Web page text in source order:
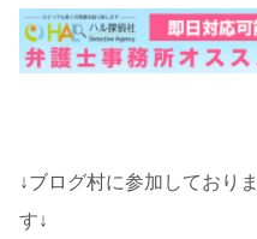
↓ブログ村に参加しており
す↓